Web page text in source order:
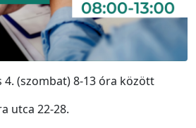
4. (szombat) 8-13 óra között
utca 22-28.